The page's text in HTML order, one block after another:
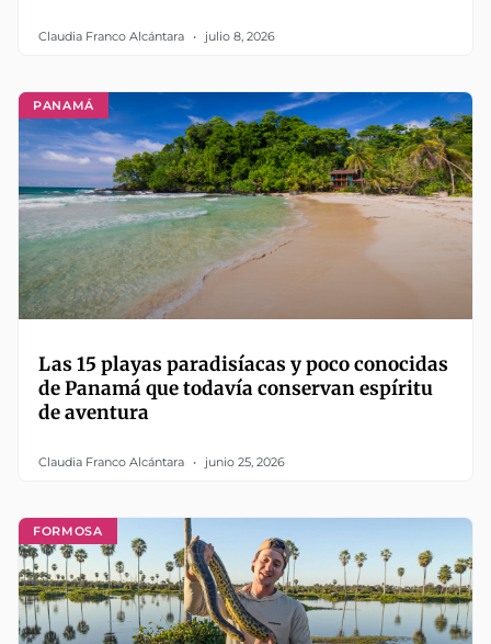
Claudia Franco Alcántara julio 8, 2026
PANAMÁ
Las 15 playas paradisíacas y poco conocidas
de Panamá que todavía conservan espíritu
de aventura
Claudia Franco Alcántara junio 25, 2026
FORMOSA